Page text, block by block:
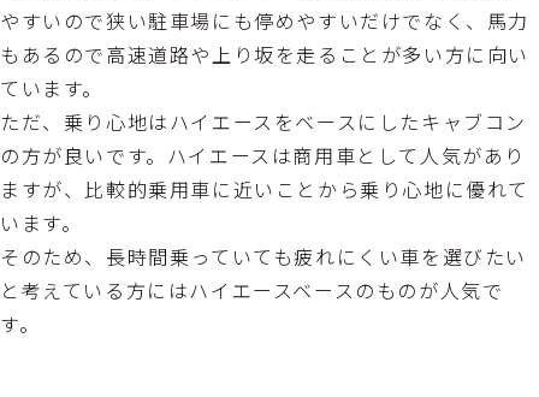
やすいので狭い駐車場にも停めやすいだけでなく、馬力
もあるので高速道路や上り坂を走ることが多い方に向い
ています。
ただ、乗り心地はハイエースをベースにしたキャブコン
の方が良いです。ハイエースは商用車として人気があり
ますが、比較的乗用車に近いことから乗り心地に優れて
います。
そのため、長時間乗っていても疲れにくい車を選びたい
と考えている方にはハイエースベースのものが人気で
す。